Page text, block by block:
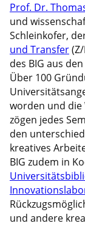
Prof. Dr.
und
Schleinkofer,
und Transfer(Z/
des BIG aus
Über 100
worden und die
zögen jedes
den
kreatives
BIG zudem in
und andere